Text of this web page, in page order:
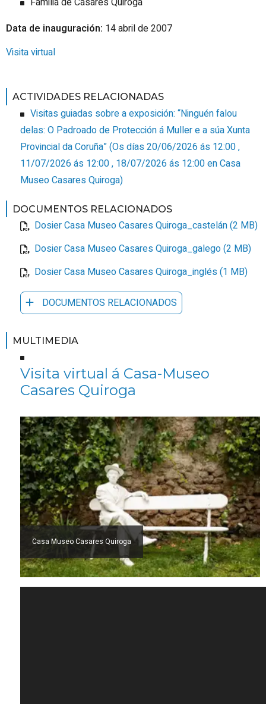
Data de inauguración: 14 abril de 2007
Visita virtual
ACTIVIDADES RELACIONADAS
Visitas guiadas sobre a exposición: “Ninguén falou
delas: O Padroado de Protección á Muller e a súa Xunta
Provincial da Coruña”(Os días 20/06/2026 ás 12:00 ,
11/07/2026 ás 12:00 , 18/07/2026 ás 12:00en Casa
Museo Casares Quiroga)
DOCUMENTOS RELACIONADOS
Dosier Casa Museo Casares Quiroga_castelán (2 MB)
Dosier Casa Museo Casares Quiroga_galego (2 MB)
Dosier Casa Museo Casares Quiroga_inglés (1 MB)
DOCUMENTOS RELACIONADOS
MULTIMEDIA
Visita virtual á Casa-Museo
Casares Quiroga
Casa Museo Casares Quiroga